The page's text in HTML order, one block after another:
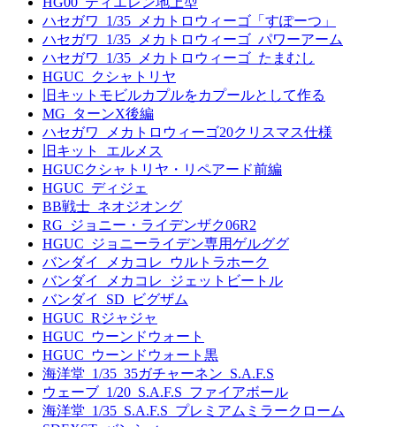
ハセガワ_1/35_メカトロウィーゴ「すぽーつ」
ハセガワ_1/35_メカトロウィーゴ_パワーアーム
ハセガワ_1/35_メカトロウィーゴ_たまむし
HGUC_クシャトリヤ
旧キットモビルカプルをカプールとして作る
MG_ターンX後編
ハセガワ_メカトロウィーゴ20クリスマス仕様
旧キット_エルメス
HGUCクシャトリヤ・リペアード前編
HGUC_ディジェ
BB戦士_ネオジオング
RG_ジョニー・ライデンザク06R2
HGUC_ジョニーライデン専用ゲルググ
バンダイ_メカコレ_ウルトラホーク
バンダイ_メカコレ_ジェットビートル
バンダイ_SD_ビグザム
HGUC_Rジャジャ
HGUC_ウーンドウォート
HGUC_ウーンドウォート黒
海洋堂_1/35_35ガチャーネン_S.A.F.S
ウェーブ_1/20_S.A.F.S_ファイアボール
海洋堂_1/35_S.A.F.S_プレミアムミラークローム